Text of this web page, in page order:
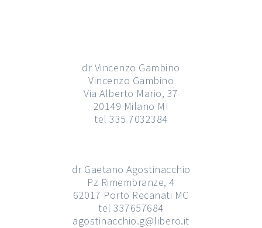
dr Vincenzo Gambino
Vincenzo Gambino
Via Alberto Mario, 37
20149 Milano MI
tel 335 7032384
dr Gaetano Agostinacchio
Pz Rimembranze, 4
62017 Porto Recanati MC
tel 337657684
agostinacchio.g@libero.it